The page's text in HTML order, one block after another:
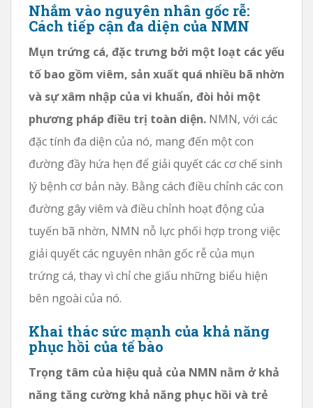
Nhắm vào nguyên nhân gốc rễ:
Cách tiếp cận đa diện của NMN
Mụn trứng cá, đặc trưng bởi một loạt các yếu
tố bao gồm viêm, sản xuất quá nhiều bã nhờn
và sự xâm nhập của vi khuẩn, đòi hỏi một
phương pháp điều trị toàn diện. NMN, với các
đặc tính đa diện của nó, mang đến một con
đường đầy hứa hẹn để giải quyết các cơ chế sinh
lý bệnh cơ bản này. Bằng cách điều chỉnh các con
đường gây viêm và điều chỉnh hoạt động của
tuyến bã nhờn, NMN nỗ lực phối hợp trong việc
giải quyết các nguyên nhân gốc rễ của mụn
trứng cá, thay vì chỉ che giấu những biểu hiện
bên ngoài của nó.
Khai thác sức mạnh của khả năng
phục hồi của tế bào
Trọng tâm của hiệu quả của NMN nằm ở khả
năng tăng cường khả năng phục hồi và trẻ